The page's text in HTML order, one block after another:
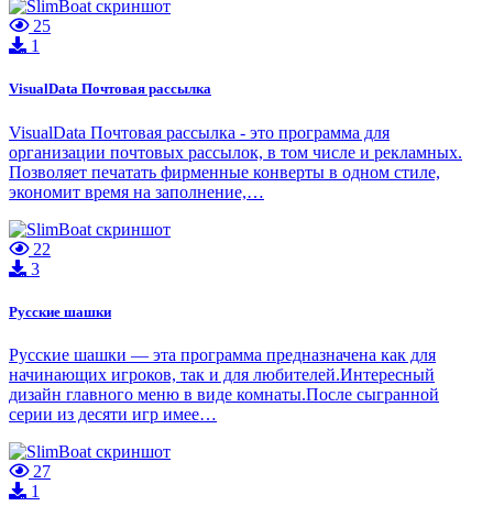
25
1
VisualData Почтовая рассылка
VisualData Почтовая рассылка - это программа для
организации почтовых рассылок, в том числе и рекламных.
Позволяет печатать фирменные конверты в одном стиле,
экономит время на заполнение,…
22
3
Русские шашки
Русские шашки — эта программа предназначена как для
начинающих игроков, так и для любителей.Интересный
дизайн главного меню в виде комнаты.После сыгранной
серии из десяти игр имее…
27
1